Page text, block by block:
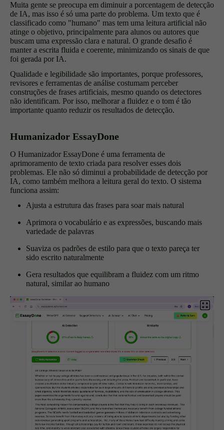
Muita gente se preocupa em diminuir a porcentagem de detecção
de IA, mas isso é só uma parte do problema. Um texto que é
classificado como "humano" mas tem uma leitura artificial não
atinge o objetivo, principalmente para alunos ou autores que
buscam uma expressão clara e natural. O grande desafio é
manter a escrita fluida e coerente, minimizando os sinais de que
foi gerada por IA.
Qualidade e legibilidade são importantes, porque professores,
revisores e ferramentas de análise costumam perceber
construções de frases artificiais, mesmo quando os detectores
não identificam. Por isso, melhorar a fluidez e o tom é tão
importante quanto reduzir os resultados de detecção.
Humanizador EssayDone
O Humanizador EssayDone é uma ferramenta de
aprimoramento de texto criada para resolver esses dois
problemas. Ele não só diminui a probabilidade de detecção por
IA, como também melhora a leitura geral do texto. O sistema
funciona assim:
Ajusta a estrutura das frases para soar mais natural
Aprimora o vocabulário e as expressões, buscando mais
variedade de palavras
Suaviza os padrões de estilo para que o texto pareça ter
sido escrito naturalmente
Gera resultados que equilibram a fluidez com um ritmo
natural, similar ao humano